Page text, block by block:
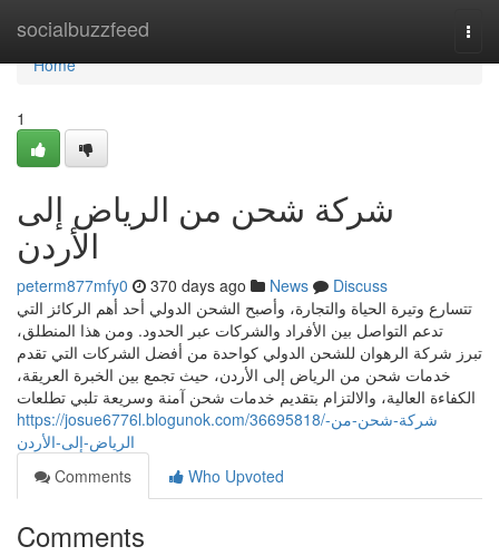
socialbuzzfeed
Home
Home
1
شركة شحن من الرياض إلى
الأردن
peterm877mfy0 370 days ago News
Discuss
تتسارع وتيرة الحياة والتجارة، وأصبح الشحن الدولي أحد أهم الركائز التي
تدعم التواصل بين الأفراد والشركات عبر الحدود. ومن هذا المنطلق،
تبرز شركة الرهوان للشحن الدولي كواحدة من أفضل الشركات التي تقدم
خدمات شحن من الرياض إلى الأردن، حيث تجمع بين الخبرة العريقة،
الكفاءة العالية، والالتزام بتقديم خدمات شحن آمنة وسريعة تلبي تطلعات
https://josue6776l.blogunok.com/36695818/شركة-شحن-من-
الرياض-إلى-الأردن
Comments
Who Upvoted
Comments